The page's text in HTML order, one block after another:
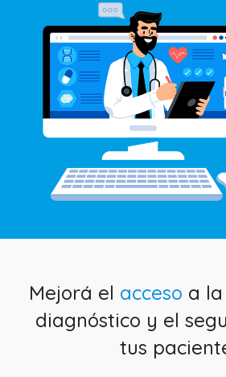
Mejorá el acceso a
diagnóstico y el
tus